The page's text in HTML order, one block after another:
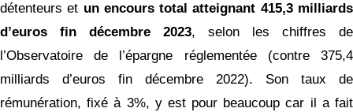
détenteurs et un encours total atteignant 415,3 milliards
d’euros fin décembre 2023, selon les chiffres de
l’Observatoire de l’épargne réglementée (contre 375,4
milliards d’euros fin décembre 2022). Son taux de
rémunération, fixé à 3%, y est pour beaucoup car il a fait